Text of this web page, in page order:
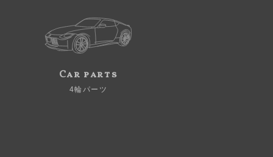
Car parts
4輪パーツ